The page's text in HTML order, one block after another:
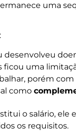
uma
ficou uma
porém com
como
o salário, ele
os requisitos.